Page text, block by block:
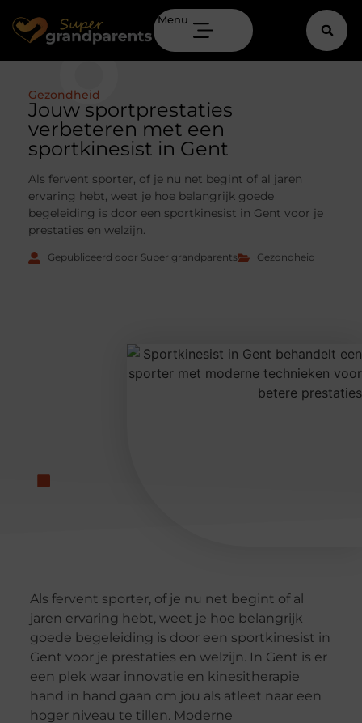
Menu
Gezondheid
Jouw sportprestaties
verbeteren met een
sportkinesist in Gent
Als fervent sporter, of je nu net begint of al jaren
ervaring hebt, weet je hoe belangrijk goede
begeleiding is door een sportkinesist in Gent voor je
prestaties en welzijn.
Gepubliceerd door Super grandparents Gezondheid
Als fervent sporter, of je nu net begint of al
jaren ervaring hebt, weet je hoe belangrijk
goede begeleiding is door een sportkinesist in
Gent voor je prestaties en welzijn. In Gent is er
een plek waar innovatie en kinesitherapie
hand in hand gaan om jou als atleet naar een
hoger niveau te tillen. Moderne